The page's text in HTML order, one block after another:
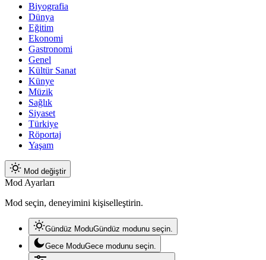
Biyografia
Dünya
Eğitim
Ekonomi
Gastronomi
Genel
Kültür Sanat
Künye
Müzik
Sağlık
Siyaset
Türkiye
Röportaj
Yaşam
Mod değiştir
Mod Ayarları
Mod seçin, deneyimini kişiselleştirin.
Gündüz ModuGündüz modunu seçin.
Gece ModuGece modunu seçin.